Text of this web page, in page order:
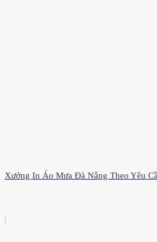
Xưởng In Áo Mưa Đà Nẵng Theo Yêu